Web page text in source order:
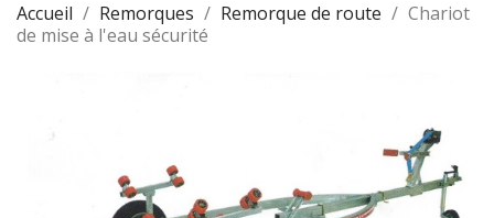
Accueil Remorques Remorque de route
Chariot
de mise à l'eau sécurité